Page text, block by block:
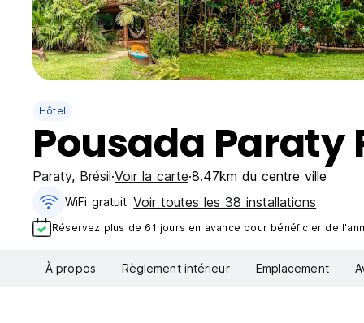
Hôtel
Pousada Paraty
Paraty, Brésil Voir la carte 8.47km du centre ville
WiFi gratuit Voir toutes les 38 installations
Réservez plus de 61 jours en avance pour bénéficier de
À propos Règlement intérieur Emplacement